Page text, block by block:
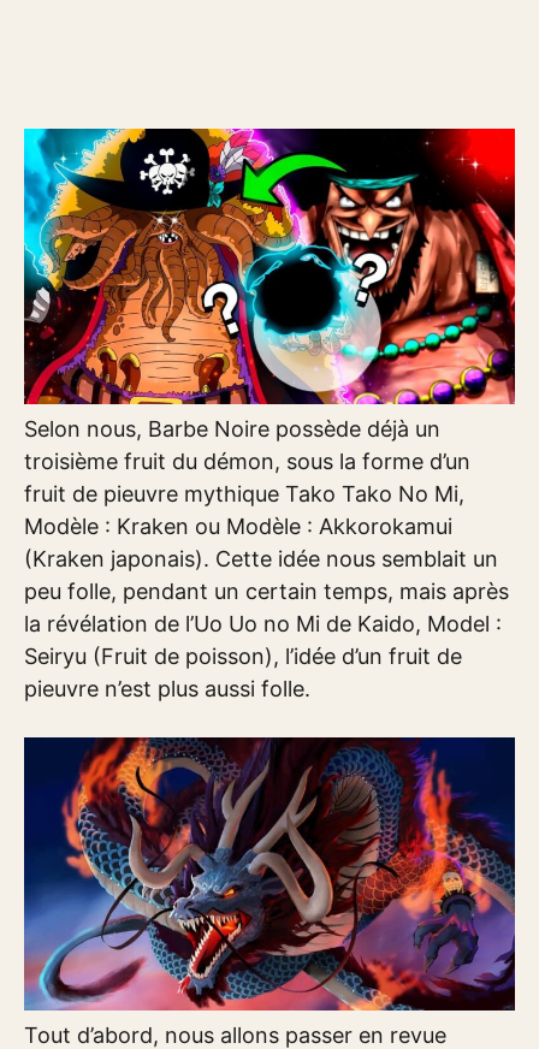
Selon nous, Barbe Noire possède déjà un
troisième fruit du démon, sous la forme d’un
fruit de pieuvre mythique Tako Tako No Mi,
Modèle : Kraken ou Modèle : Akkorokamui
(Kraken japonais). Cette idée nous semblait un
peu folle, pendant un certain temps, mais après
la révélation de l’Uo Uo no Mi de Kaido, Model :
Seiryu (Fruit de poisson), l’idée d’un fruit de
pieuvre n’est plus aussi folle.
Tout d’abord, nous allons passer en revue